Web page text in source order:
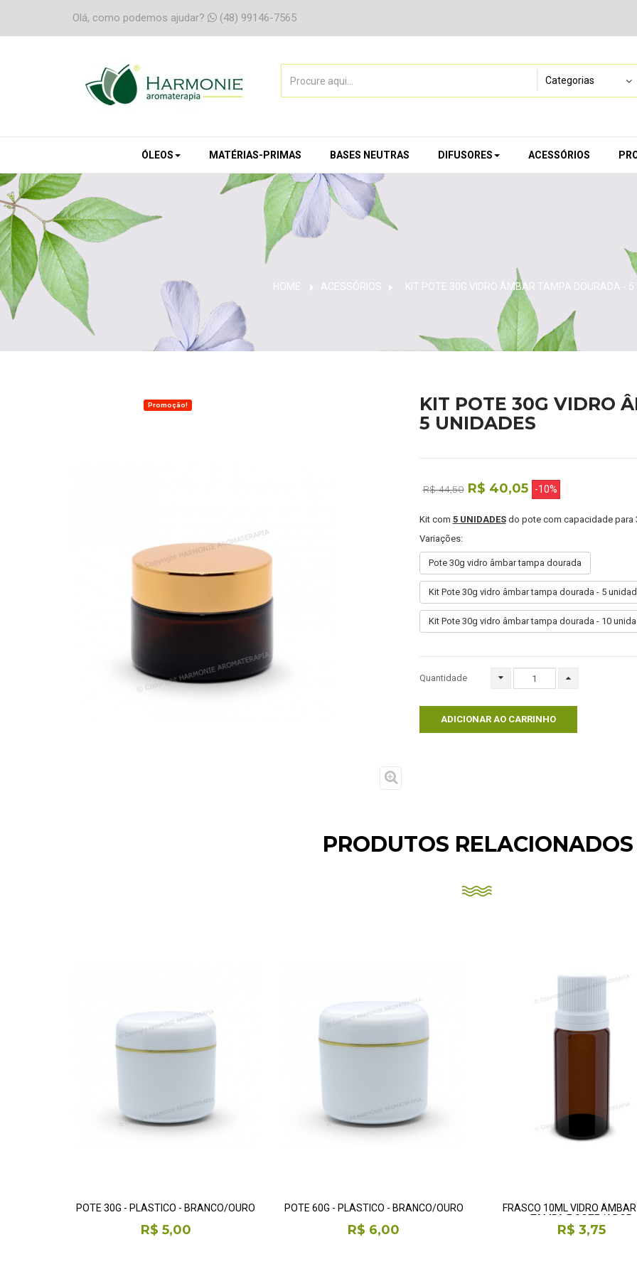
Olá, como podemos ajudar? (48) 99146-7565
ÓLEOS MATÉRIAS-PRIMAS BASES NEUTRAS DIFUSORES ACESSÓRIOS
HOME ACESSÓRIOS > KIT POTE 30G VIDRO ÂMBAR TAMPA DOURADA - 5
Promoção!
KIT POTE 30G VIDRO
5 UNIDADES
R$ 44,50 R$ 40,05 -10%
Kit com 5UNIDADESdo pote com capacidade para
Variações:
Pote 30g vidro âmbar tampa dourada
Kit Pote 30g vidro âmbar tampa dourada - 5
Kit Pote 30g vidro âmbar tampa dourada - 10
Quantidade
ADICIONAR AO CARRINHO
PRODUTOS RELACIONADOS
POTE 30G - PLÁSTICO - BRANCO/OURO
R$ 5,00
POTE 60G - PLÁSTICO - BRANCO/OURO
R$ 6,00
FRASCO 10ML VIDRO
TAMPA E GOTEJADOR
R$ 3,75